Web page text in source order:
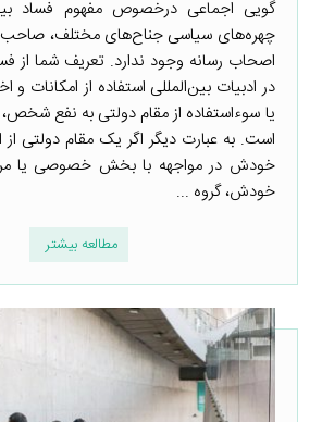
گویی اجماعی درخصوص مفهوم فساد
چهره‌های سیاسی جناح‌های مختلف،
اصحاب رسانه وجود ندارد. تعریف شما
در ادبیات بین‌المللی استفاده از امکانات و
یا سوءاستفاده از مقام دولتی به نفع
است. به عبارت دیگر اگر یک مقام دولتی از
خودش در مواجهه با بخش خصوصی یا
خودش، گروه ...
مطالعه بیشتر